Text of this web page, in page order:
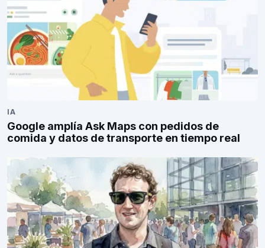
IA
Google amplía Ask Maps con pedidos de
comida y datos de transporte en tiempo real